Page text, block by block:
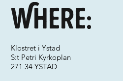
Where:
Klostret i Ystad
S:t Petri Kyrkoplan
271 34 YSTAD